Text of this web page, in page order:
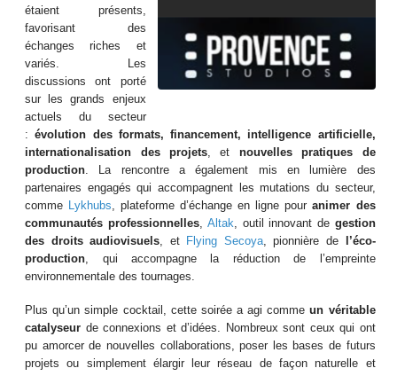
étaient présents,
favorisant des
échanges riches et
variés. Les
discussions ont porté
sur les grands enjeux
actuels du secteur
:évolution des formats, financement, intelligence artificielle,
internationalisation des projets, et nouvelles pratiques de
production. La rencontre a également mis en lumière des
partenaires engagés qui accompagnent les mutations du secteur,
comme Lykhubs, plateforme d’échange en ligne pouranimer des
communautés professionnelles,Altak, outil innovant de gestion
des droits audiovisuels, et Flying Secoya, pionnière de
l’éco-
production, qui accompagne la réduction de l’empreinte
environnementale des tournages.
Plus qu’un simple cocktail, cette soirée a agi commeun véritable
catalyseur de connexions et d’idées. Nombreux sont ceux qui ont
pu amorcer de nouvelles collaborations, poser les bases de futurs
projets ou simplement élargir leur réseau de façon naturelle et